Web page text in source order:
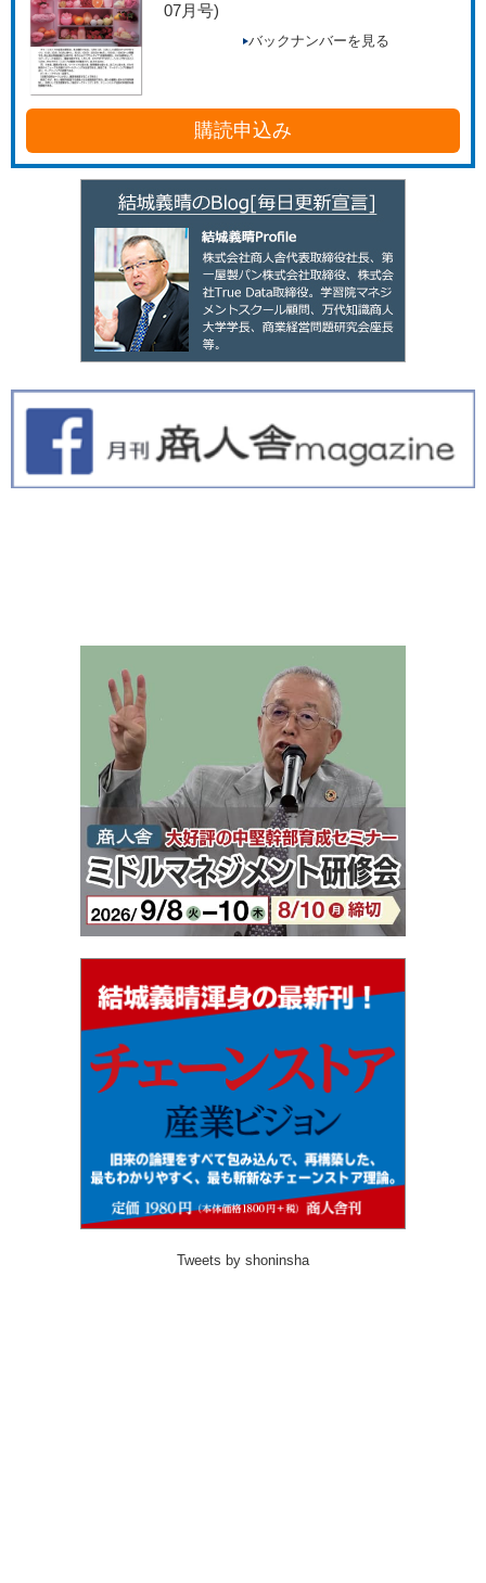
07月号)
バックナンバーを見る
購読申込み
Tweets by shoninsha